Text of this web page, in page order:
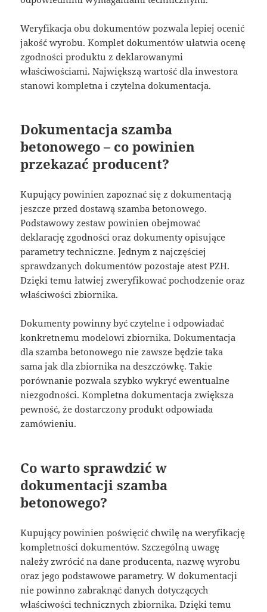
Weryfikacja obu dokumentów pozwala lepiej ocenić
jakość wyrobu. Komplet dokumentów ułatwia ocenę
zgodności produktu z deklarowanymi
właściwościami. Największą wartość dla inwestora
stanowi kompletna i czytelna dokumentacja.
Dokumentacja szamba
betonowego – co powinien
przekazać producent?
Kupujący powinien zapoznać się z dokumentacją
jeszcze przed dostawą szamba betonowego.
Podstawowy zestaw powinien obejmować
deklarację zgodności oraz dokumenty opisujące
parametry techniczne. Jednym z najczęściej
sprawdzanych dokumentów pozostaje atest PZH.
Dzięki temu łatwiej zweryfikować pochodzenie oraz
właściwości zbiornika.
Dokumenty powinny być czytelne i odpowiadać
konkretnemu modelowi zbiornika. Dokumentacja
dla szamba betonowego nie zawsze będzie taka
sama jak dla zbiornika na deszczówkę. Takie
porównanie pozwala szybko wykryć ewentualne
niezgodności. Kompletna dokumentacja zwiększa
pewność, że dostarczony produkt odpowiada
zamówieniu.
Co warto sprawdzić w
dokumentacji szamba
betonowego?
Kupujący powinien poświęcić chwilę na weryfikację
kompletności dokumentów. Szczególną uwagę
należy zwrócić na dane producenta, nazwę wyrobu
oraz jego podstawowe parametry. W dokumentacji
nie powinno zabraknąć danych dotyczących
właściwości technicznych zbiornika. Dzięki temu